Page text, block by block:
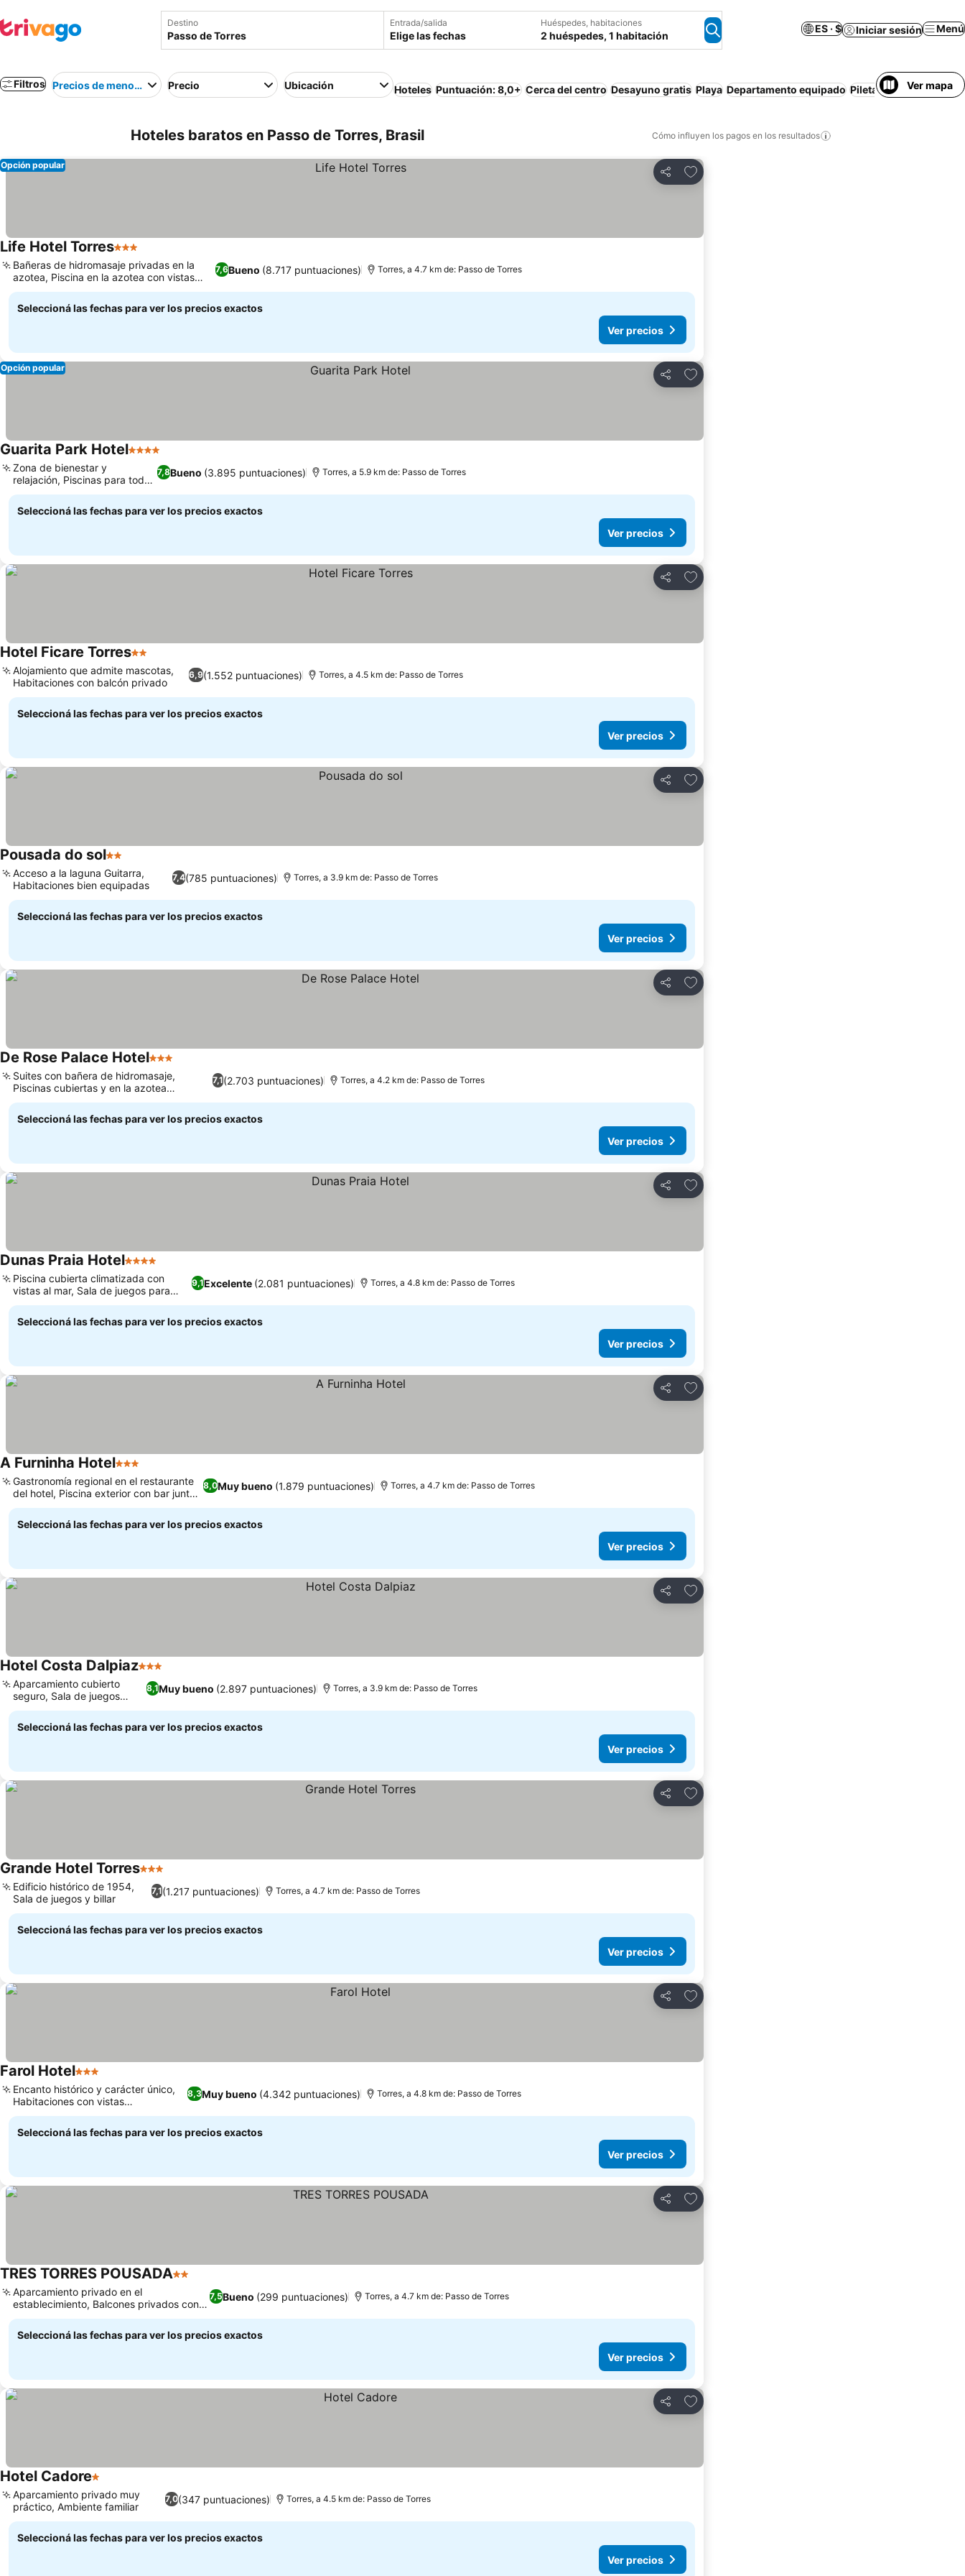
Destino Entrada/salida
Elige las fechas
Huéspedes, habitaciones
2 huéspedes, 1 habitación
ES · $ Iniciar sesión Menú
Filtros Precios de menor a mayorPrecio Ubicación Hoteles Puntuación: 8,0+ Cerca del centro Desayuno gratis Playa Departamento equipado Pileta cubierta Piscina
Ver mapa
Hoteles baratos en Passo de Torres, Brasil Cómo influyen los pagos en los resultados
Compartir
Añadir a favoritos
Opción popular
Life Hotel Torres3 Estrellas
7,6Bueno (8.717 puntuaciones)
Bañeras de hidromasaje privadas en la
azotea, Piscina en la azotea con vistas
panorámicas
Torres, a 4.7 km de: Passo de Torres
Seleccioná las fechas para ver los precios exactos
Ver precios
Compartir
Añadir a favoritos
Opción popular
Guarita Park Hotel4 Estrellas
7,8Bueno (3.895 puntuaciones)
Zona de bienestar y
relajación, Piscinas para todo
el año
Torres, a 5.9 km de: Passo de Torres
Seleccioná las fechas para ver los precios exactos
Ver precios
Compartir
Añadir a favoritos
Hotel Ficare Torres2 Estrellas
6,9(1.552 puntuaciones)
Alojamiento que admite mascotas,
Habitaciones con balcón privado
Torres, a 4.5 km de: Passo de Torres
Seleccioná las fechas para ver los precios exactos
Ver precios
Compartir
Añadir a favoritos
Pousada do sol2 Estrellas
7,4(785 puntuaciones)
Acceso a la laguna Guitarra,
Habitaciones bien equipadas
Torres, a 3.9 km de: Passo de Torres
Seleccioná las fechas para ver los precios exactos
Ver precios
Compartir
Añadir a favoritos
De Rose Palace Hotel3 Estrellas
7,1(2.703 puntuaciones)
Suites con bañera de hidromasaje,
Piscinas cubiertas y en la azotea
climatizadas
Torres, a 4.2 km de: Passo de Torres
Seleccioná las fechas para ver los precios exactos
Ver precios
Compartir
Añadir a favoritos
Dunas Praia Hotel4 Estrellas
9,1Excelente (2.081 puntuaciones)
Piscina cubierta climatizada con
vistas al mar, Sala de juegos para
entretenerte
Torres, a 4.8 km de: Passo de Torres
Seleccioná las fechas para ver los precios exactos
Ver precios
Compartir
Añadir a favoritos
A Furninha Hotel3 Estrellas
8,0Muy bueno (1.879 puntuaciones)
Gastronomía regional en el restaurante
del hotel, Piscina exterior con bar junto
a la piscina
Torres, a 4.7 km de: Passo de Torres
Seleccioná las fechas para ver los precios exactos
Ver precios
Compartir
Añadir a favoritos
Hotel Costa Dalpiaz3 Estrellas
8,1Muy bueno (2.897 puntuaciones)
Aparcamiento cubierto
seguro, Sala de juegos
familiar
Torres, a 3.9 km de: Passo de Torres
Seleccioná las fechas para ver los precios exactos
Ver precios
Compartir
Añadir a favoritos
Grande Hotel Torres3 Estrellas
7,1(1.217 puntuaciones)
Edificio histórico de 1954,
Sala de juegos y billar
Torres, a 4.7 km de: Passo de Torres
Seleccioná las fechas para ver los precios exactos
Ver precios
Compartir
Añadir a favoritos
Farol Hotel3 Estrellas
8,3Muy bueno (4.342 puntuaciones)
Encanto histórico y carácter único,
Habitaciones con vistas
panorámicas al mar
Torres, a 4.8 km de: Passo de Torres
Seleccioná las fechas para ver los precios exactos
Ver precios
Compartir
Añadir a favoritos
TRES TORRES POUSADA2 Estrellas
7,5Bueno (299 puntuaciones)
Aparcamiento privado en el
establecimiento, Balcones privados con
vistas a la ciudad
Torres, a 4.7 km de: Passo de Torres
Seleccioná las fechas para ver los precios exactos
Ver precios
Compartir
Añadir a favoritos
Hotel Cadore1 Estrellas
7,0(347 puntuaciones)
Aparcamiento privado muy
práctico, Ambiente familiar
Torres, a 4.5 km de: Passo de Torres
Seleccioná las fechas para ver los precios exactos
Ver precios